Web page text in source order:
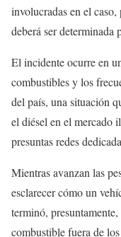
involucradas en el
deberá ser determinada
El incidente ocurre en
combustibles y los
del país, una situación
el diésel en el mercado
presuntas redes
Mientras avanzan las
esclarecer cómo un
terminó,
combustible fuera de